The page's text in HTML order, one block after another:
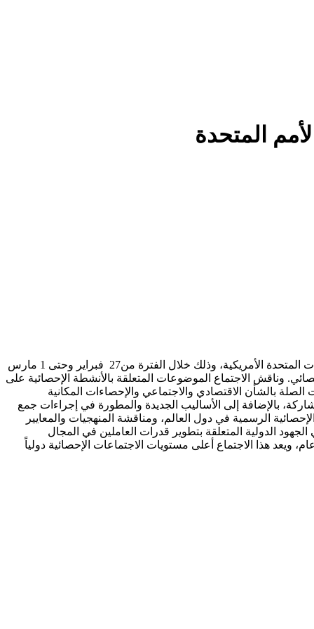
شاركت الهيئة العامة للإحصاء في أعمال الدورة 55 للجنة الإحصائية التابعة للمجلس الاقتصادي والاجتماعي للأمم المتحدة بنيويورك في الولايات المتحدة الأمريكية، وذلك خلال الفترة من27 فبراير وحتى 1 مارس
وناقش الاجتماع الموضوعات المتعلقة بالأنشطة الإحصائية على
حيالها، بالإضافة إلى المؤشرات ذات الصلة بالشأن الاقتصادي والاجتماعي والإحصاءات المكانية
بالإضافة إلى الأساليب الجديدة والمطورة في إجراءات جمع
الرسمية في دول العالم، ومناقشة المنهجيات والمعايير
الدولية المتعلقة بتطوير قدرات العاملين في المجال
ويعد هذا الاجتماع أعلى مستويات الاجتماعات الإحصائية دولياً